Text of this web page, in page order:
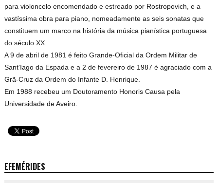
para violoncelo encomendado e estreado por Rostropovich, e a
vastíssima obra para piano, nomeadamente as seis sonatas que
constituem um marco na história da música pianística portuguesa
do século XX.
A 9 de abril de 1981 é feito Grande-Oficial da Ordem Militar de
Sant'Iago da Espada e a 2 de fevereiro de 1987 é agraciado com a
Grã-Cruz da Ordem do Infante D. Henrique.
Em 1988 recebeu um Doutoramento Honoris Causa pela
Universidade de Aveiro.
EFEMÉRIDES